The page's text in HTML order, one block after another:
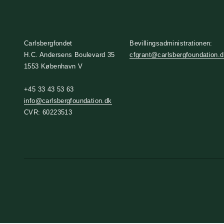
Carlsbergfondet
H.C. Andersens Boulevard 35
1553 København V
+45 33 43 53 63
info@carlsbergfoundation.dk
CVR: 60223513
Bevillingsadministrationen: